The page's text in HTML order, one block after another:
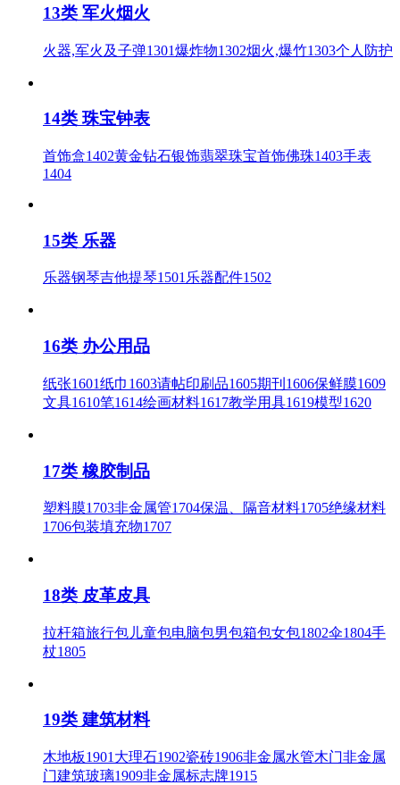
13类 军火烟火
火器,军火及子弹1301爆炸物1302烟火,爆竹1303个人防护
14类 珠宝钟表
首饰盒1402黄金钻石银饰翡翠珠宝首饰佛珠1403手表
1404
15类 乐器
乐器钢琴吉他提琴1501乐器配件1502
16类 办公用品
纸张1601纸巾1603请帖印刷品1605期刊1606保鲜膜1609
文具1610笔1614绘画材料1617教学用具1619模型1620
17类 橡胶制品
塑料膜1703非金属管1704保温、隔音材料1705绝缘材料
1706包装填充物1707
18类 皮革皮具
拉杆箱旅行包儿童包电脑包男包箱包女包1802伞1804手
杖1805
19类 建筑材料
木地板1901大理石1902瓷砖1906非金属水管木门非金属
门建筑玻璃1909非金属标志牌1915